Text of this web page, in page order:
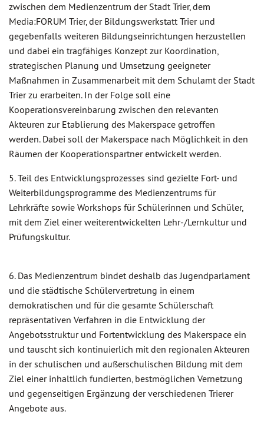
zwischen dem Medienzentrum der Stadt Trier, dem
Media:FORUM Trier, der Bildungswerkstatt Trier und
gegebenfalls weiteren Bildungseinrichtungen herzustellen
und dabei ein tragfähiges Konzept zur Koordination,
strategischen Planung und Umsetzung geeigneter
Maßnahmen in Zusammenarbeit mit dem Schulamt der Stadt
Trier zu erarbeiten. In der Folge soll eine
Kooperationsvereinbarung zwischen den relevanten
Akteuren zur Etablierung des Makerspace getroffen
werden. Dabei soll der Makerspace nach Möglichkeit in den
Räumen der Kooperationspartner entwickelt werden.
5. Teil des Entwicklungsprozesses sind gezielte Fort- und
Weiterbildungsprogramme des Medienzentrums für
Lehrkräfte sowie Workshops für Schülerinnen und Schüler,
mit dem Ziel einer weiterentwickelten Lehr-/Lernkultur und
Prüfungskultur.
6. Das Medienzentrum bindet deshalb das Jugendparlament
und die städtische Schülervertretung in einem
demokratischen und für die gesamte Schülerschaft
repräsentativen Verfahren in die Entwicklung der
Angebotsstruktur und Fortentwicklung des Makerspace ein
und tauscht sich kontinuierlich mit den regionalen Akteuren
in der schulischen und außerschulischen Bildung mit dem
Ziel einer inhaltlich fundierten, bestmöglichen Vernetzung
und gegenseitigen Ergänzung der verschiedenen Trierer
Angebote aus.